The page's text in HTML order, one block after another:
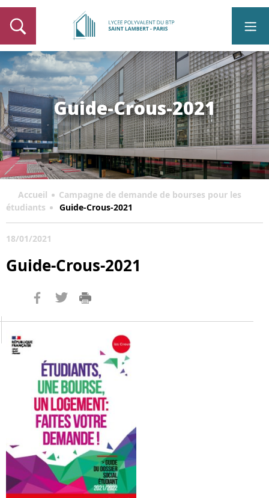
Guide-Crous-2021
Accueil
Campagne de demande de bourses pour les
étudiants
Guide-Crous-2021
18/01/2021
Guide-Crous-2021
Facebook
la